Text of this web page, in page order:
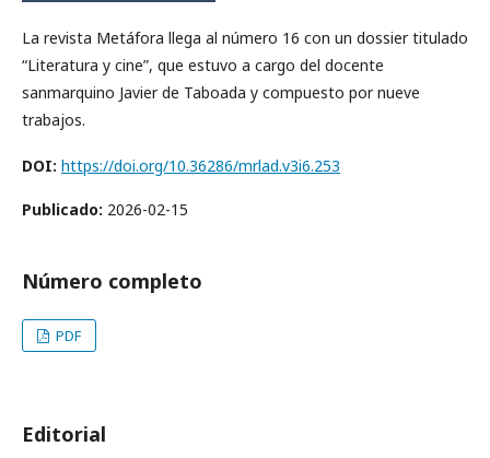
La revista Metáfora llega al número 16 con un dossier titulado
“Literatura y cine”, que estuvo a cargo del docente
sanmarquino Javier de Taboada y compuesto por nueve
trabajos.
DOI: https://doi.org/10.36286/mrlad.v3i6.253
Publicado: 2026-02-15
Número completo
PDF
Editorial